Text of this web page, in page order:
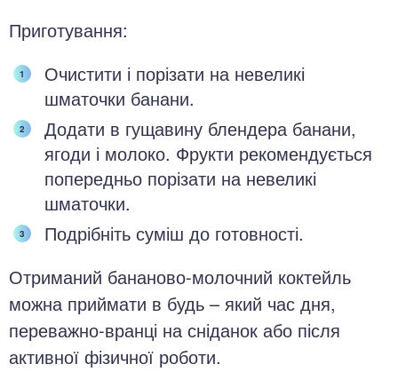
Приготування:
Очистити і порізати на невеликі
шматочки банани.
Додати в гущавину блендера банани,
ягоди і молоко. Фрукти рекомендується
попередньо порізати на невеликі
шматочки.
Подрібніть суміш до готовності.
Отриманий бананово-молочний коктейль
можна приймати в будь – який час дня,
переважно-вранці на сніданок або після
активної фізичної роботи.